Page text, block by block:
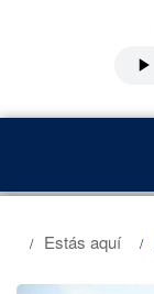
Estás aquí